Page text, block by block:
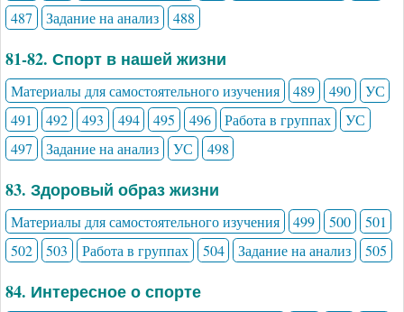
487
Задание на анализ 488
81-82. Спорт в нашей жизни
Материалы для самостоятельного изучения 489 490
УС
491
492 493 494 495 496 Работа в группах
УС
497
Задание на анализ УС 498
83. Здоровый образ жизни
Материалы для самостоятельного изучения 499 500
501
502
503 Работа в группах 504 Задание на анализ 505
84. Интересное о спорте